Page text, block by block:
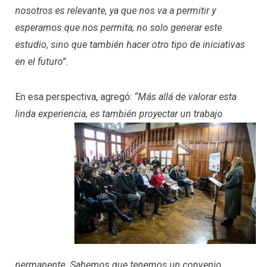
nosotros es relevante, ya que nos va a permitir y
esperamos que nos permita, no solo generar este
estudio, sino que también hacer otro tipo de iniciativas
en el futuro”.
En esa perspectiva, agregó: “Más allá de valorar esta
linda experiencia, es también proyectar un trabajo
permanente. Sabemos que tenemos un convenio